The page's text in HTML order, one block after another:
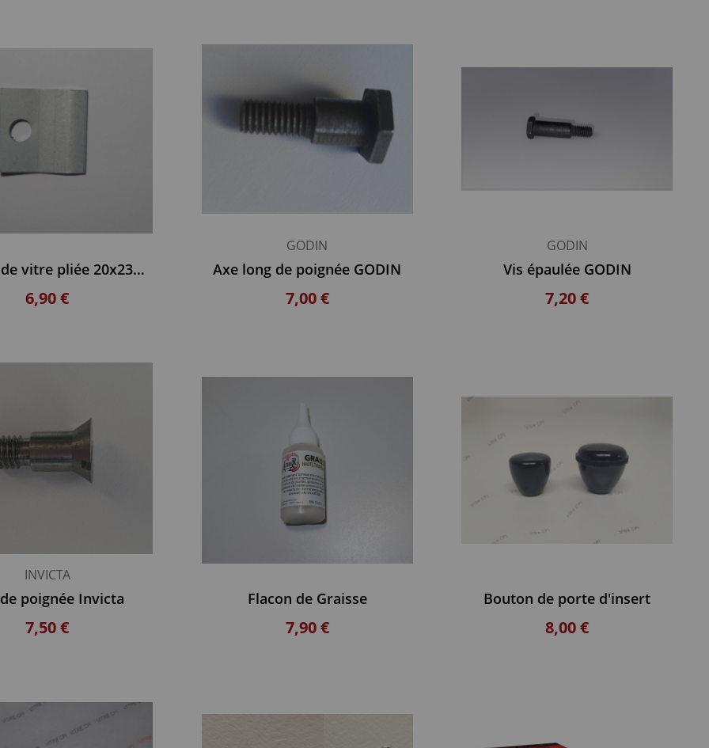
Fixation de vitre pliée 20x23mm SUPRA
6,90 €
GODIN
Axe long de poignée GODIN
7,00 €
GODIN
Vis épaulée GODIN
7,20 €
INVICTA
poignée Invicta
7,50 €
Flacon de Graisse
7,90 €
Bouton de porte d'insert
8,00 €